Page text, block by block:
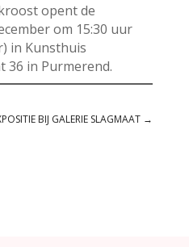
opent de
om 15:30 uur
in Kunsthuis
36 in Purmerend.
BIJ GALERIE SLAGMAAT →